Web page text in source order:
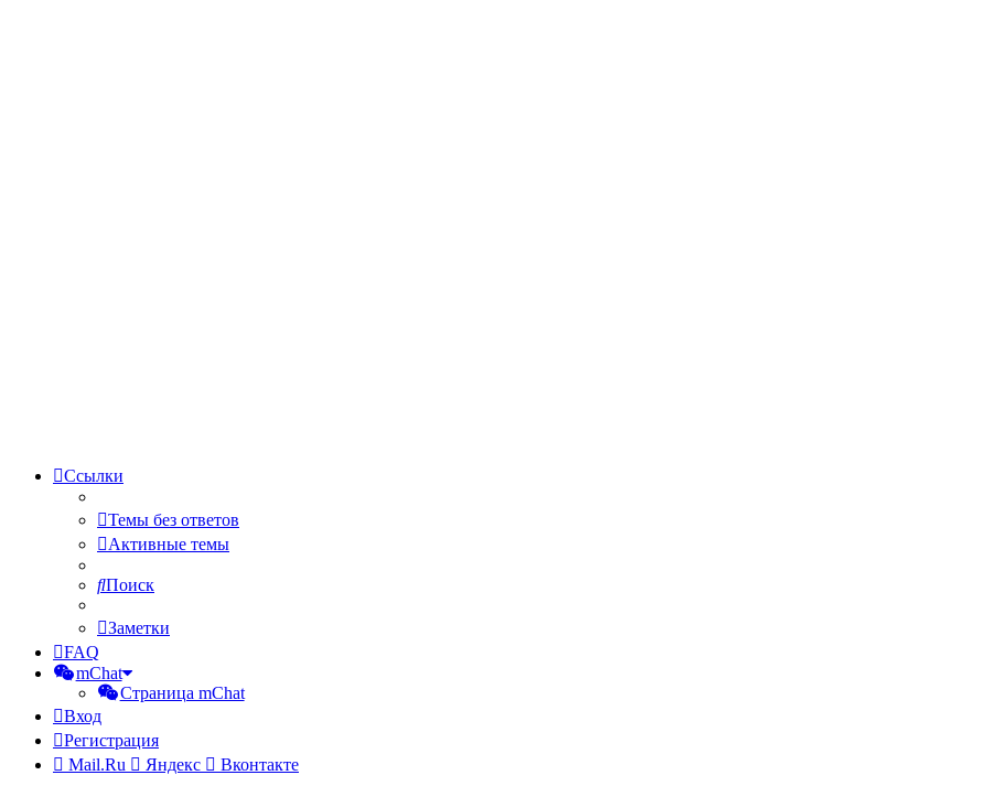
Ссылки
Темы без ответов
Активные темы
Поиск
Заметки
FAQ
mChat
Страница mChat
Вход
Регистрация
Mail.Ru
Яндекс Вконтакте